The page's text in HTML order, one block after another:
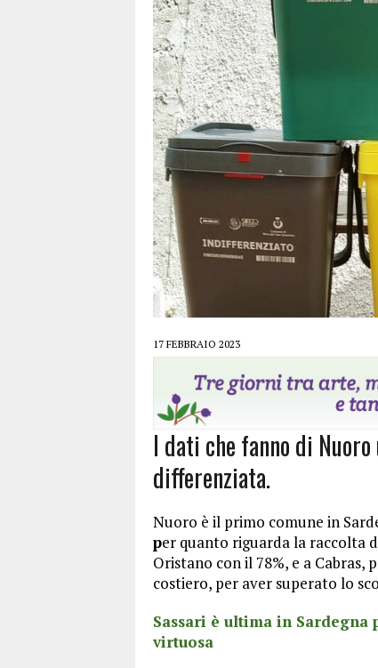
17 FEBBRAIO 2023
I dati che fanno di
differenziata.
Nuoro è il primo comune in
per quanto riguarda la raccolta
Oristano con il 78%, e a
costiero, per aver superato lo
Sassari è ultima in
virtuosa